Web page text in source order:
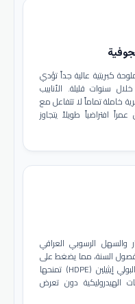
كبريتية عالية جداً تؤدي
سنوات قليلة. الأنابيب
خاملة تماماً لا تتفاعل مع
افتراضياً طويلاً يتجاوز
والسهل الرسوبي العراقي
السنة، مما يضغط على
شبكات الأنابيب المدفونة. مرونة أنابيب البولي إيثيلين (HDPE) تمنحها
الهيدروليكية دون تعرض